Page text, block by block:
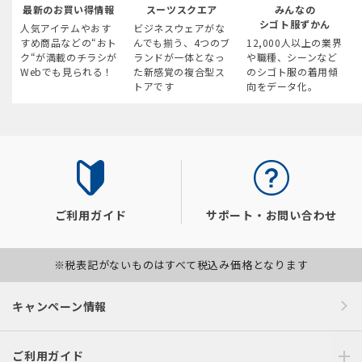
最新のお買い得情報
人気アイテムやおす
すめ商品などの“おト
ク“が満載のチラシが
Webでも見られる！
スーツスクエア
ビジネスウェアがな
んでも揃う、4つのブ
ランドが一体となっ
た新感覚の複合型ス
トアです
みんなの
シゴト服ずかん
12,000人以上の業界
や職種、シーンなど
のシゴト服の着用傾
向をデータ化。
ご利用ガイド サポート・お問い合わせ
※税表記がないものはすべて税込み価格となります
キャンペーン情報
ご利用ガイド